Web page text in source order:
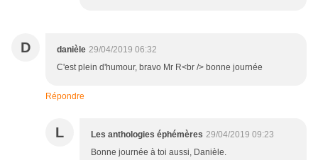
D danièle 29/04/2019 06:32
C'est plein d'humour, bravo Mr R<br /> bonne journée
Répondre
L Les anthologies éphémères 29/04/2019 09:23
Bonne journée à toi aussi, Danièle.